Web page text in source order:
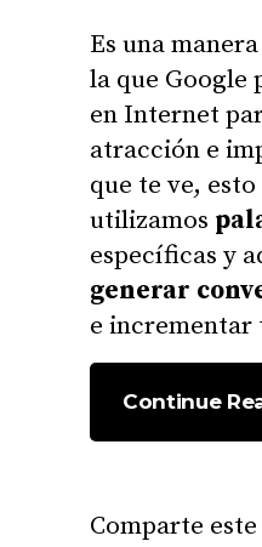
Es una
la que Google
en Internet
atracción e
que te ve,
utilizamos
específicas y
generar
e incrementar
Continue